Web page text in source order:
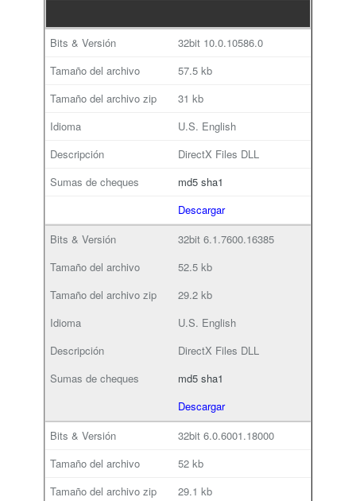
32bit 10.0.10586.0
57.5 kb
31 kb
U.S. English
DirectX Files DLL
md5 sha1
Descargar
32bit 6.1.7600.16385
52.5 kb
29.2 kb
U.S. English
DirectX Files DLL
md5 sha1
Descargar
32bit 6.0.6001.18000
52 kb
29.1 kb